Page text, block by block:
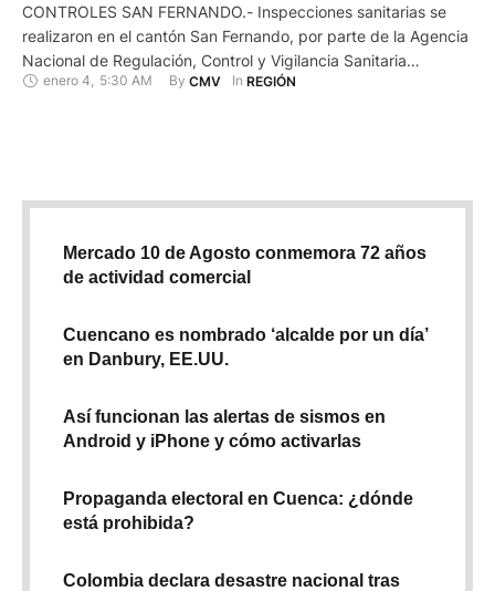
CONTROLES SAN FERNANDO.- Inspecciones sanitarias se
realizaron en el cantón San Fernando, por parte de la Agencia
Nacional de Regulación, Control y Vigilancia Sanitaria
(ARCSA). Este trabajo se realiza en toda la zona 6; en el
enero 4, 5:30 AM By CMV In REGIÓN
Mercado 10 de Agosto conmemora 72 años
de actividad comercial
Cuencano es nombrado ‘alcalde por un día’
en Danbury, EE.UU.
Así funcionan las alertas de sismos en
Android y iPhone y cómo activarlas
Propaganda electoral en Cuenca: ¿dónde
está prohibida?
Colombia declara desastre nacional tras